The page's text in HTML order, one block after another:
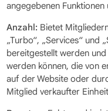
angegebenen Funktionen
Anzahl: Bietet
„Turbo“, „Services“ und
bereitgestellt werden
werden können, die von
auf der Website oder
Mitglied verkaufter